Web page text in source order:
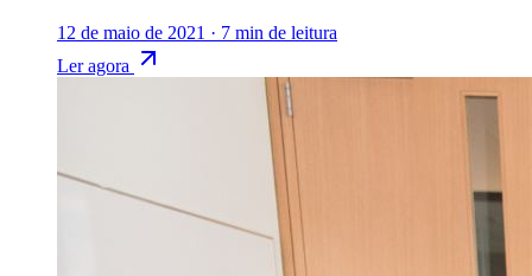
12 de maio de 2021 · 7 min de leitura
Ler agora